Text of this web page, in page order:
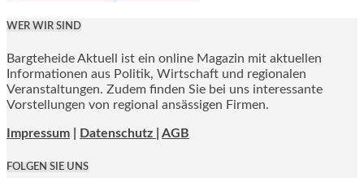
WER WIR SIND
Bargteheide Aktuell ist ein online Magazin mit aktuellen
Informationen aus Politik, Wirtschaft und regionalen
Veranstaltungen. Zudem finden Sie bei uns interessante
Vorstellungen von regional ansässigen Firmen.
Impressum Datenschutz | AGB
FOLGEN SIE UNS